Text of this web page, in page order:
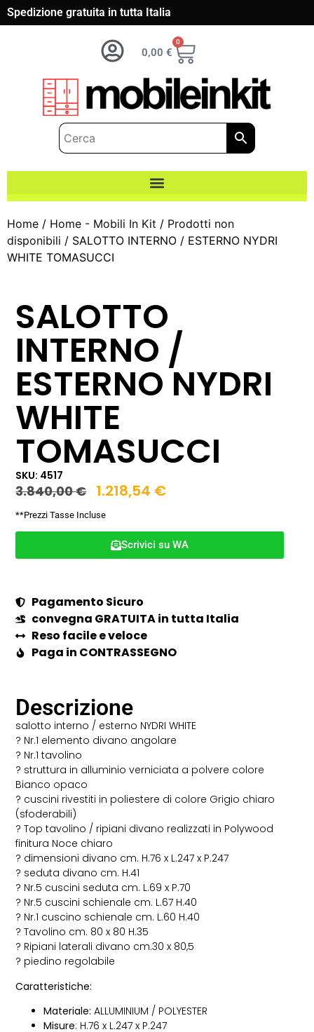
Spedizione gratuita in tutta Italia
0,00 €
0
Home / Home - Mobili In Kit / Prodotti non
disponibili / SALOTTO INTERNO / ESTERNO NYDRI
WHITE TOMASUCCI
SALOTTO
INTERNO /
ESTERNO NYDRI
WHITE
TOMASUCCI
SKU: 4517
3.840,00€ 1.218,54 €
**Prezzi Tasse Incluse
Scrivici su WA
Pagamento Sicuro
convegna GRATUITA in tutta Italia
Reso facile e veloce
Paga in CONTRASSEGNO
Descrizione
salotto interno / esterno NYDRI WHITE
? Nr.1 elemento divano angolare
? Nr.1 tavolino
? struttura in alluminio verniciata a polvere colore
Bianco opaco
? cuscini rivestiti in poliestere di colore Grigio chiaro
(sfoderabili)
? Top tavolino / ripiani divano realizzati in Polywood
finitura Noce chiaro
? dimensioni divano cm. H.76 x L.247 x P.247
? seduta divano cm. H.41
? Nr.5 cuscini seduta cm. L.69 x P.70
? Nr.5 cuscini schienale cm. L.67 H.40
? Nr.1 cuscino schienale cm. L.60 H.40
? Tavolino cm. 80 x 80 H.35
? Ripiani laterali divano cm.30 x 80,5
? piedino regolabile
Caratteristiche:
Materiale: ALLUMINIUM / POLYESTER
Misure: H.76 x L.247 x P.247